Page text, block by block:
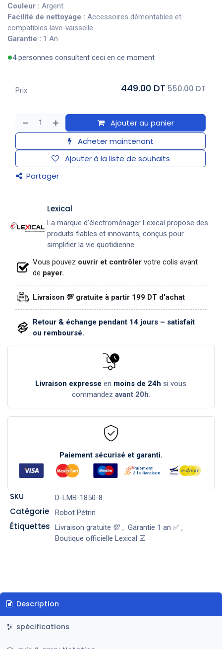
Couleur : Argent
Facilité de nettoyage : Accessoires démontables et
compatibles lave-vaisselle
Garantie : 1 An
4 personnes consultent ceci en ce moment
Ajouter au panier
Acheter maintenant
Ajouter à la liste de souhaits
Partager
Prix 449.00 DT 550.00 DT
Lexical
La marque d’électroménager Lexical propose des
produits fiables et innovants, conçus pour
simplifier la vie quotidienne.
Vous pouvez ouvrir et contrôler votre colis avant
de payer.
Livraison 💯 gratuite à partir 199 DT d'achat
Retour & échange pendant 14 jours – satisfait
ou remboursé.
Livraison expresse en moins de 24h si vous
commandez avant 20h.
Paiement sécurisé et garanti.
SKU D-LMB-1850-8
Catégorie Robot Pétrin
Étiquettes Livraison gratuite 💯 , Garantie 1 an ✅,
Boutique officielle Lexical ☑️
Description
spécifications